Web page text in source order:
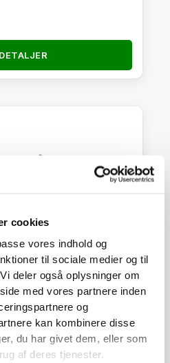
cookies
vores indhold og
til sociale medier og til
deler også oplysninger om
med vores partnere inden
og
kan kombinere disse
du har givet dem, eller som
af deres tjenester.
– Maxant style